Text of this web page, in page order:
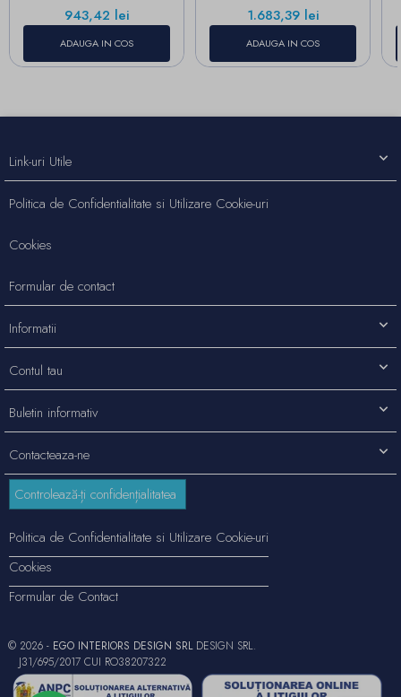
Pret
943,42 lei
ADAUGA IN COS
Pret
1.683,39 lei
ADAUGA IN COS
Contacteaza-ne
Link-uri Utile
Politica de Confidentialitate si Utilizare Cookie-uri
Cookies
Formular de contact
Informatii
Contul tau
Buletin informativ
Controlează-ți confidențialitatea
Politica de Confidentialitate si Utilizare Cookie-uri
Cookies
Formular de Contact
© 2026 - EGO INTERIORS DESIGN SRLDESIGN SRL.
J31/695/2017 CUI RO38207322